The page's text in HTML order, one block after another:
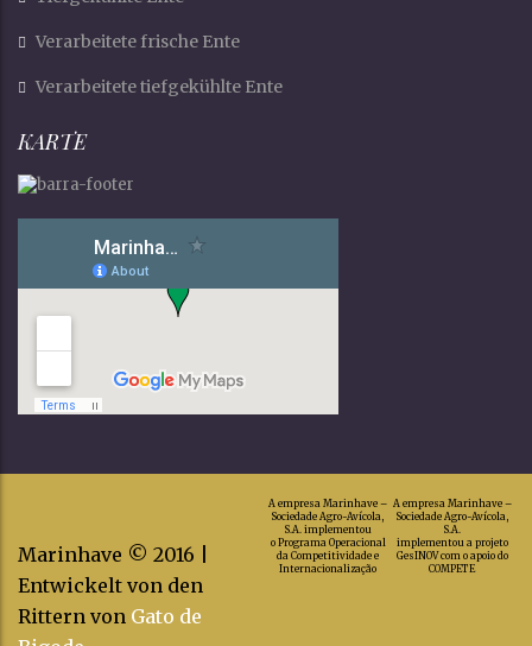
Verarbeitete frische Ente
Verarbeitete tiefgekühlte Ente
KARTE
Marinhave © 2016 |
Entwickelt von den
Rittern von Gato de
A empresa Marinhave –
Sociedade Agro-Avícola,
S.A.
implementou a projeto
GesINOV com o apoio do
COMPETE
A empresa Marinhave –
Sociedade Agro-Avícola,
S.A. implementou
o Programa Operacional
da Competitividade e
Internacionalização